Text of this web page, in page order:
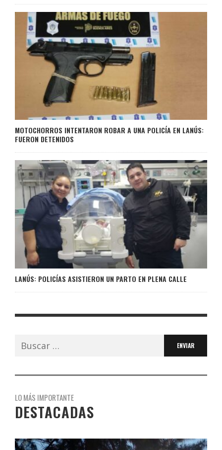
MOTOCHORROS INTENTARON ROBAR A UNA POLICÍA EN LANÚS:
FUERON DETENIDOS
LANÚS: POLICÍAS ASISTIERON UN PARTO EN PLENA CALLE
Buscar:
LO MÁS IMPORTANTE
DESTACADAS